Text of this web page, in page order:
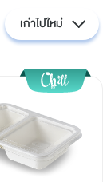
สั่งซื้อสินค้า
เก่าไปใหม่